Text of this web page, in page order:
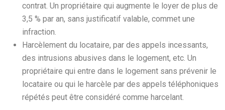
contrat. Un propriétaire qui augmente le loyer de plus de
3,5 % par an, sans justificatif valable, commet une
infraction.
Harcèlement du locataire, par des appels incessants,
des intrusions abusives dans le logement, etc. Un
propriétaire qui entre dans le logement sans prévenir le
locataire ou qui le harcèle par des appels téléphoniques
répétés peut être considéré comme harcelant.